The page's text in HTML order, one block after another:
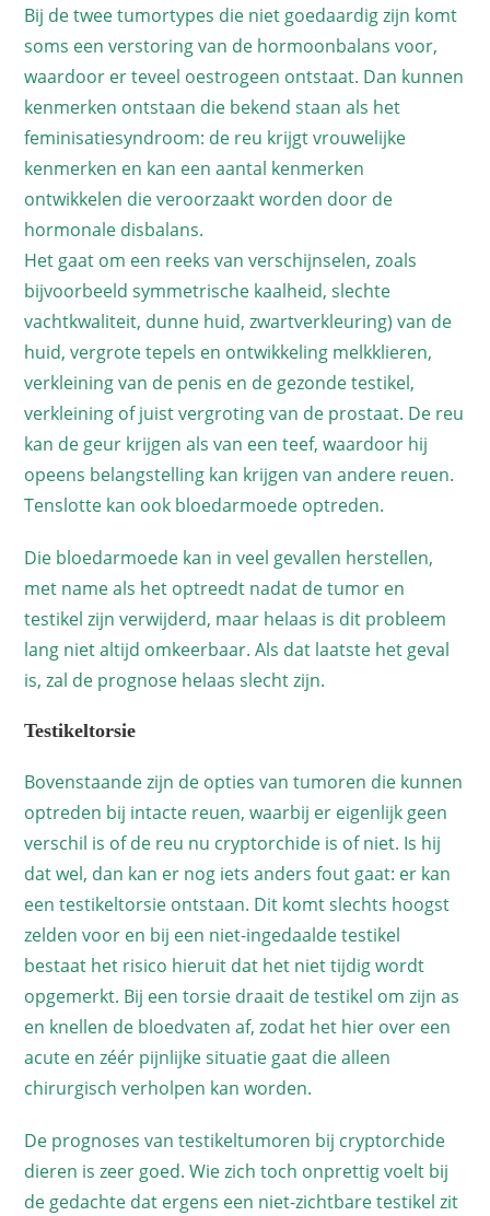
Bij de twee tumortypes die niet goedaardig zijn komt
soms een verstoring van de hormoonbalans voor,
waardoor er teveel oestrogeen ontstaat. Dan kunnen
kenmerken ontstaan die bekend staan als het
feminisatiesyndroom: de reu krijgt vrouwelijke
kenmerken en kan een aantal kenmerken
ontwikkelen die veroorzaakt worden door de
hormonale disbalans.
Het gaat om een reeks van verschijnselen, zoals
bijvoorbeeld symmetrische kaalheid, slechte
vachtkwaliteit, dunne huid, zwartverkleuring) van de
huid, vergrote tepels en ontwikkeling melkklieren,
verkleining van de penis en de gezonde testikel,
verkleining of juist vergroting van de prostaat. De reu
kan de geur krijgen als van een teef, waardoor hij
opeens belangstelling kan krijgen van andere reuen.
Tenslotte kan ook bloedarmoede optreden.
Die bloedarmoede kan in veel gevallen herstellen,
met name als het optreedt nadat de tumor en
testikel zijn verwijderd, maar helaas is dit probleem
lang niet altijd omkeerbaar. Als dat laatste het geval
is, zal de prognose helaas slecht zijn.
Testikeltorsie
Bovenstaande zijn de opties van tumoren die kunnen
optreden bij intacte reuen, waarbij er eigenlijk geen
verschil is of de reu nu cryptorchide is of niet. Is hij
dat wel, dan kan er nog iets anders fout gaat: er kan
een testikeltorsie ontstaan. Dit komt slechts hoogst
zelden voor en bij een niet-ingedaalde testikel
bestaat het risico hieruit dat het niet tijdig wordt
opgemerkt. Bij een torsie draait de testikel om zijn as
en knellen de bloedvaten af, zodat het hier over een
acute en zéér pijnlijke situatie gaat die alleen
chirurgisch verholpen kan worden.
De prognoses van testikeltumoren bij cryptorchide
dieren is zeer goed. Wie zich toch onprettig voelt bij
de gedachte dat ergens een niet-zichtbare testikel zit